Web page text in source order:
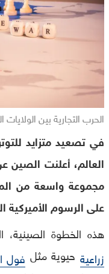
الحرب التجارية بين
في تصعيد متزايد
العالم، أعلنت
مجموعة واسعة من
على الرسوم الأميركية
هذه الخطوة
زراعيةحيوية مثل فول